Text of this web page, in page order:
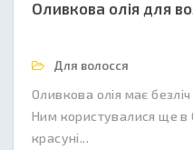
Оливкова олія для
Для волосся
Оливкова олія має
Ним користувалися ще в
красуні...